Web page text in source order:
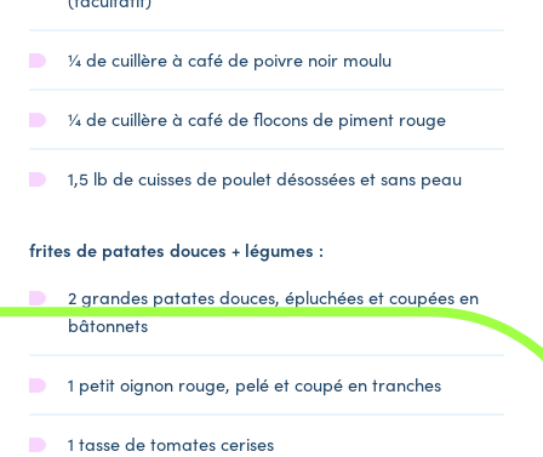
¼ de cuillère à café de poivre noir moulu
¼ de cuillère à café de flocons de piment rouge
1,5 lb de cuisses de poulet désossées et sans peau
frites de patates douces + légumes :
2 grandes patates douces, épluchées et coupées en
bâtonnets
1 petit oignon rouge, pelé et coupé en tranches
1 tasse de tomates cerises